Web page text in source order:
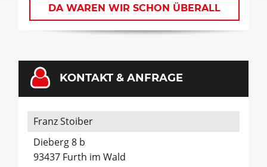
DA WAREN WIR SCHON ÜBERALL
KONTAKT & ANFRAGE
Franz Stoiber
Dieberg 8 b
93437 Furth im Wald